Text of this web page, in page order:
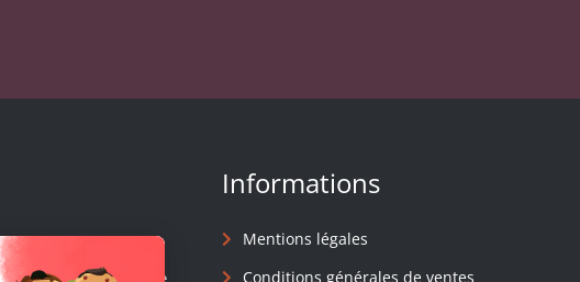
Sciences de l'Homme
Informations
Mentions légales
Conditions générales de ventes